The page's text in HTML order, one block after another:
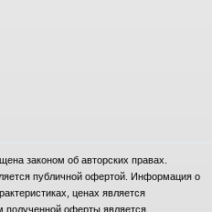
законом об авторских правах.
публичной офертой. Информация о
ценах является
полученной оферты является